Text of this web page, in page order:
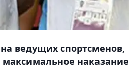
ведущих спортсменов,
наказание